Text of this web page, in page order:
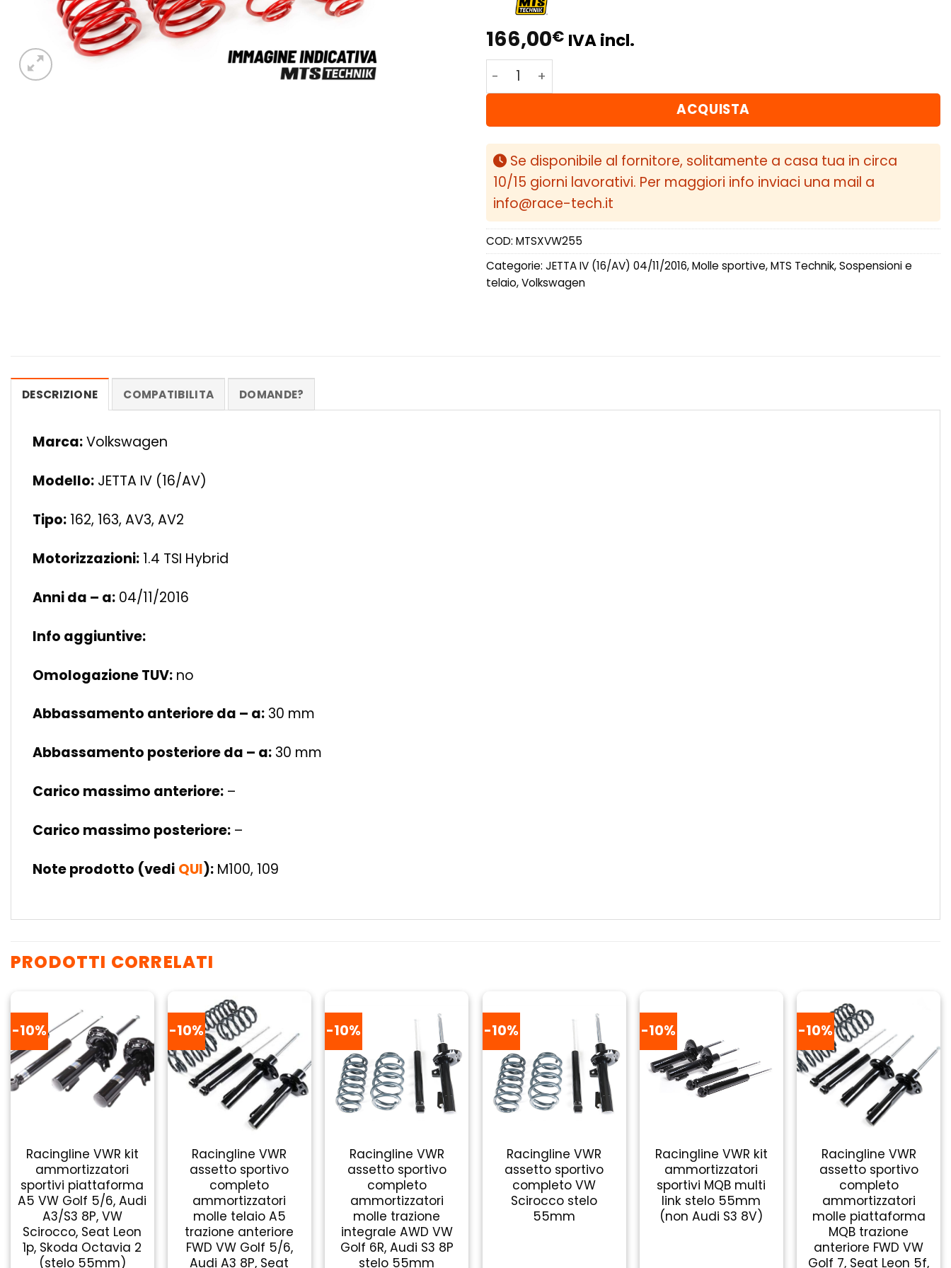
166,00€ IVA incl.
MTS kit molle sportive ribassate assetto Volkswagen JETTA IV (16/AV)
ACQUISTA
Se disponibile al fornitore, solitamente a casa tua in circa
10/15 giorni lavorativi. Per maggiori info inviaci una mail a
info@race-tech.it
COD: MTSXVW255
Categorie: JETTA IV (16/AV) 04/11/2016,Molle sportive,MTS Technik,Sospensioni e
telaio,Volkswagen
DESCRIZIONE COMPATIBILITA DOMANDE?
Marca:Volkswagen
Modello: JETTA IV (16/AV)
Tipo: 162, 163, AV3, AV2
Motorizzazioni: 1.4 TSI Hybrid
Anni da – a: 04/11/2016
Info aggiuntive:
Omologazione TUV: no
Abbassamento anteriore da – a: 30 mm
Abbassamento posteriore da – a: 30 mm
Carico massimo anteriore: –
Carico massimo posteriore: –
Note prodotto (vedi QUI): M100, 109
PRODOTTI CORRELATI
-10%
Racingline VWR kit
ammortizzatori
sportivi piattaforma
A5 VW Golf 5/6, Audi
A3/S3 8P, VW
Scirocco, Seat Leon
1p, Skoda Octavia 2
(stelo 55mm)
-10%
Racingline VWR
assetto sportivo
completo
ammortizzatori
molle telaio A5
trazione anteriore
FWD VW Golf 5/6,
Audi A3 8P, Seat
-10%
Racingline VWR
assetto sportivo
completo
ammortizzatori
molle trazione
integrale AWD VW
Golf 6R, Audi S3 8P
stelo 55mm
-10%
Racingline VWR
assetto sportivo
completo VW
Scirocco stelo
55mm
-10%
Racingline VWR kit
ammortizzatori
sportivi MQB multi
link stelo 55mm
(non Audi S3 8V)
-10%
Racingline VWR
assetto sportivo
completo
ammortizzatori
molle piattaforma
MQB trazione
anteriore FWD VW
Golf 7, Seat Leon 5f,